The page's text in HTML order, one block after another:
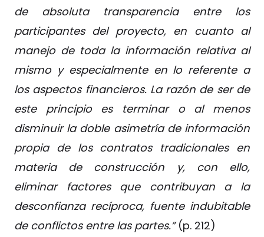
de absoluta transparencia entre los
participantes del proyecto, en cuanto al
manejo de toda la información relativa al
mismo y especialmente en lo referente a
los aspectos financieros. La razón de ser de
este principio es terminar o al menos
disminuir la doble asimetría de información
propia de los contratos tradicionales en
materia de construcción y, con ello,
eliminar factores que contribuyan a la
desconfianza recíproca, fuente indubitable
de conflictos entre las partes.”(p. 212)